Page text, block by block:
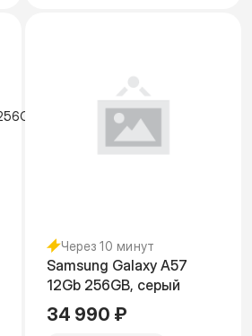
Через 10 минут
Samsung Galaxy A57
12Gb 256GB, серый
34 990 ₽